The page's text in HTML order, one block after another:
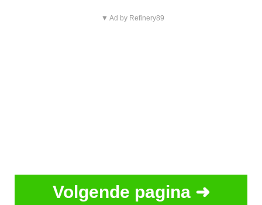
▼ Ad by Refinery89
Volgende pagina ➜